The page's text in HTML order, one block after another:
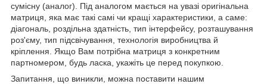
сумісну (аналог). Під аналогом мається на увазі оригінальна
матриця, яка має такі самі чи кращі характеристики, а саме:
діагональ, роздільна здатність, тип інтерфейсу, розташування
роз'єму, тип підсвічування, технологія виробництва й
кріплення. Якщо Вам потрібна матриця з конкретним
партномером, будь ласка, укажіть це перед покупкою.
Запитання, що виникли, можна поставити нашим